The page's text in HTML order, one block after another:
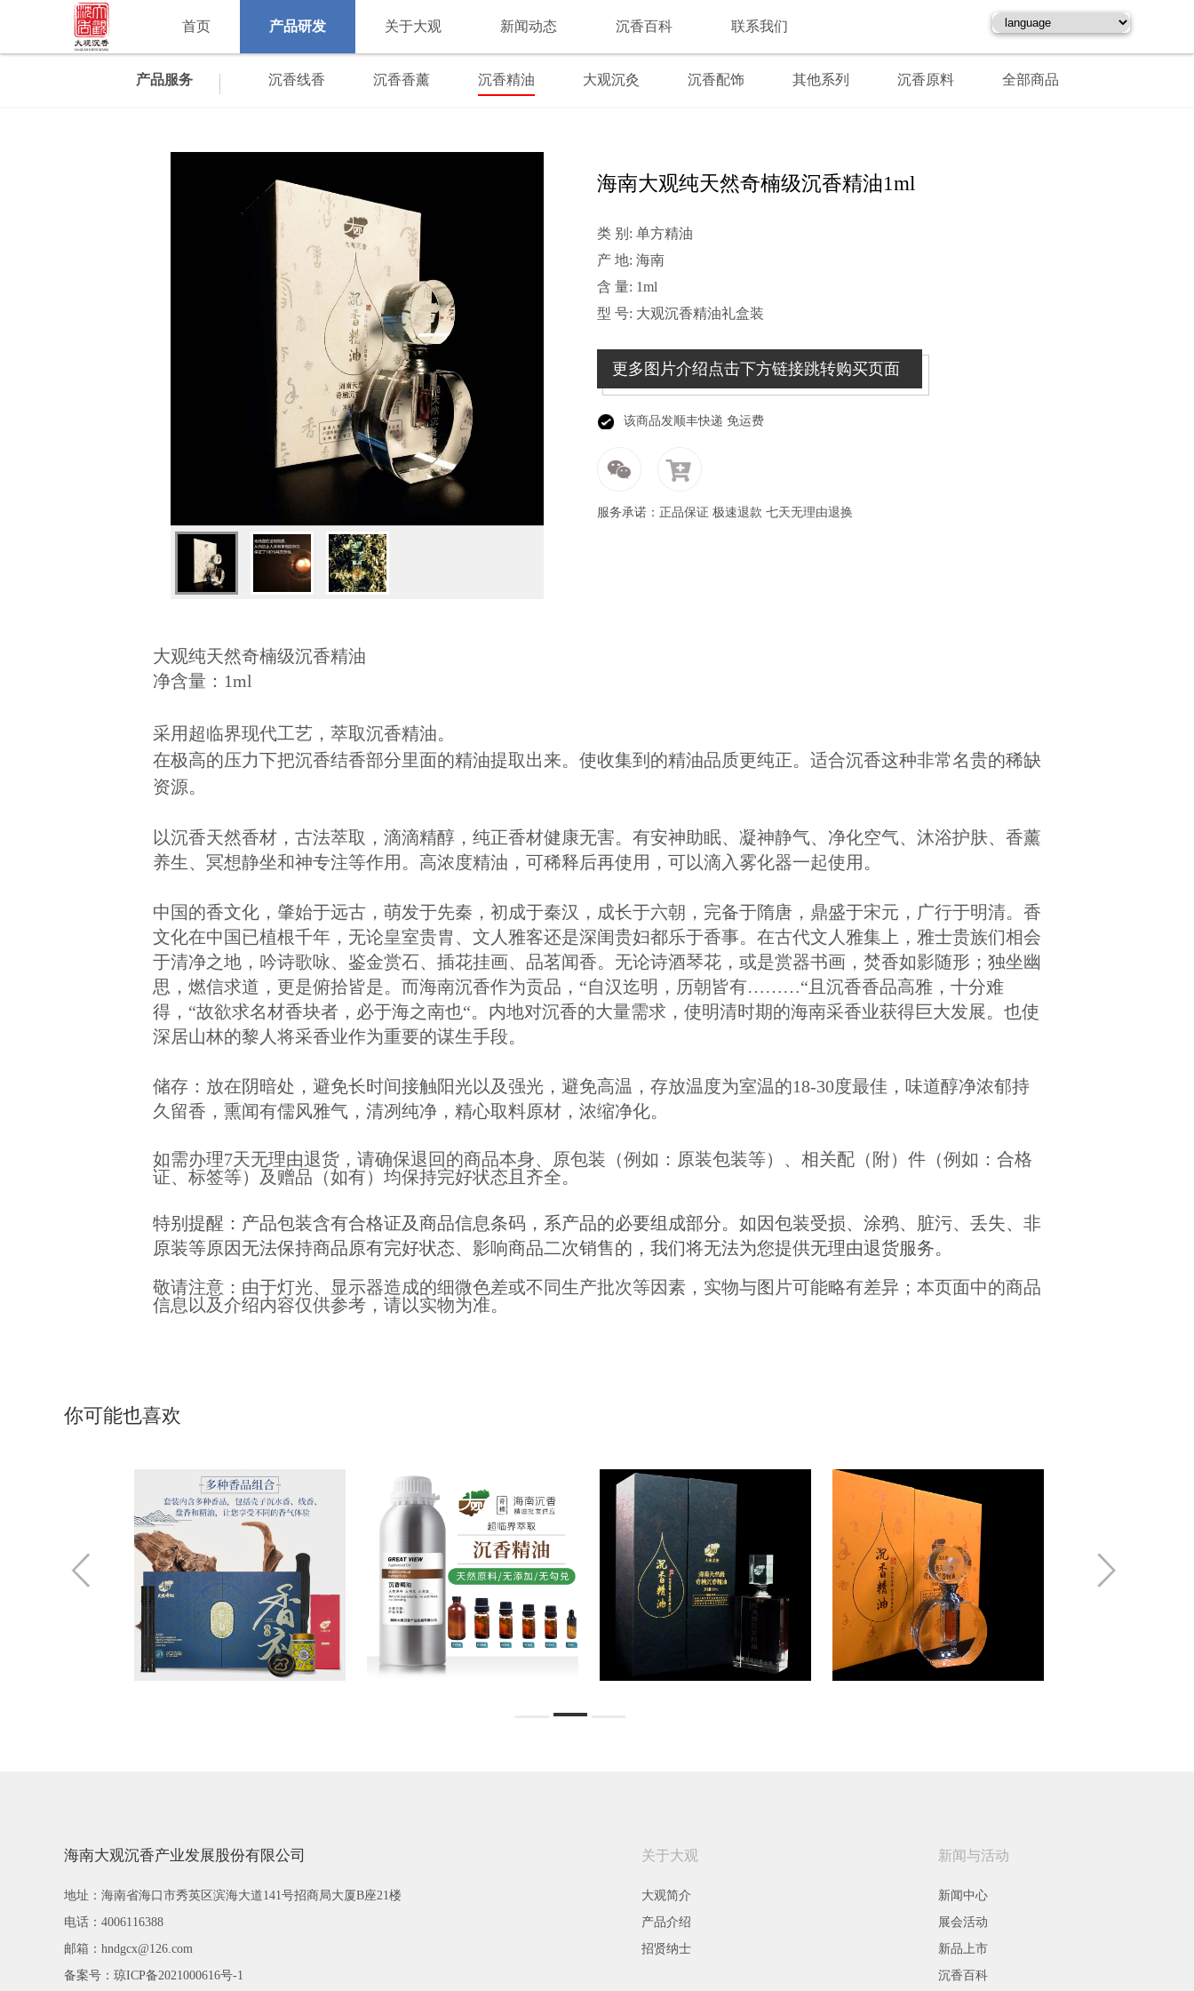
首页 产品研发 关于大观 新闻动态 沉香百科 联系我们
产品服务 沉香线香 沉香香薰 沉香精油 大观沉灸 沉香配饰 其他系列 沉香原料 全部商品
海南大观纯天然奇楠级沉香精油1ml
类 别: 单方精油
产 地: 海南
含 量: 1ml
型 号: 大观沉香精油礼盒装
更多图片介绍点击下方链接跳转购买页面
该商品发顺丰快递 免运费
服务承诺：正品保证 极速退款 七天无理由退换
大观纯天然奇楠级沉香精油
净含量：1ml
采用超临界现代工艺，萃取沉香精油。
在极高的压力下把沉香结香部分里面的精油提取出来。使收集到的精油品质更纯正。适合沉香这种非常名贵的稀缺
资源。
以沉香天然香材，古法萃取，滴滴精醇，纯正香材健康无害。有安神助眠、凝神静气、净化空气、沐浴护肤、香薰
养生、冥想静坐和神专注等作用。高浓度精油，可稀释后再使用，可以滴入雾化器一起使用。
中国的香文化，肇始于远古，萌发于先秦，初成于秦汉，成长于六朝，完备于隋唐，鼎盛于宋元，广行于明清。香
文化在中国已植根千年，无论皇室贵胄、文人雅客还是深闺贵妇都乐于香事。在古代文人雅集上，雅士贵族们相会
于清净之地，吟诗歌咏、鉴金赏石、插花挂画、品茗闻香。无论诗酒琴花，或是赏器书画，焚香如影随形；独坐幽
思，燃信求道，更是俯拾皆是。 而海南沉香作为贡品，“自汉迄明，历朝皆有………“ 且沉香香品高雅，十分难
得，“故欲求名材香块者，必于海之南也“。内地对沉香的大量需求，使明清时期的海南采香业获得巨大发展。也使
深居山林的黎人将采香业作为重要的谋生手段。
储存：放在阴暗处，避免长时间接触阳光以及强光，避免高温，存放温度为室温的18-30度最佳，味道醇净浓郁持
久留香，熏闻有儒风雅气，清冽纯净，精心取料原材，浓缩净化。
如需办理7天无理由退货，请确保退回的商品本身、原包装（例如：原装包装等）、相关配（附）件（例如：合格
证、标签等）及赠品（如有）均保持完好状态且齐全。
特别提醒：产品包装含有合格证及商品信息条码，系产品的必要组成部分。如因包装受损、涂鸦、脏污、丢失、非
原装等原因无法保持商品原有完好状态、影响商品二次销售的，我们将无法为您提供无理由退货服务。
敬请注意：由于灯光、显示器造成的细微色差或不同生产批次等因素，实物与图片可能略有差异；本页面中的商品
信息以及介绍内容仅供参考，请以实物为准。
你可能也喜欢
海南大观沉香产业发展股份有限公司
地址：海南省海口市秀英区滨海大道141号招商局大厦B座21楼
电话：4006116388
邮箱：hndgcx@126.com
备案号： 琼ICP备2021000616号-1
关于大观
大观简介
产品介绍
招贤纳士
新闻与活动
新闻中心
展会活动
新品上市
沉香百科